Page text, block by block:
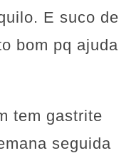
E suco de
bom pq ajuda
tem gastrite
seguida